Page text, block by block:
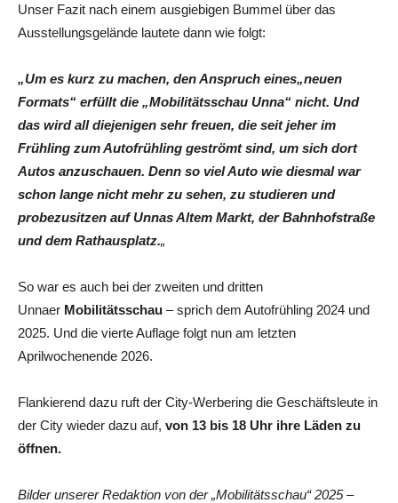
Unser Fazit nach einem ausgiebigen Bummel über das
Ausstellungsgelände lautete dann wie folgt:
„Um es kurz zu machen, den Anspruch eines„neuen
Formats“ erfüllt die „Mobilitätsschau Unna“ nicht. Und
das wird all diejenigen sehr freuen, die seit jeher im
Frühling zum Autofrühling geströmt sind, um sich dort
Autos anzuschauen. Denn so viel Auto wie diesmal war
schon lange nicht mehr zu sehen, zu studieren und
probezusitzen auf Unnas Altem Markt, der Bahnhofstraße
und dem Rathausplatz.„
So war es auch bei der zweiten und dritten
Unnaer Mobilitätsschau – sprich dem Autofrühling 2024 und
2025. Und die vierte Auflage folgt nun am letzten
Aprilwochenende 2026.
Flankierend dazu ruft der City-Werbering die Geschäftsleute in
der City wieder dazu auf, von 13 bis 18 Uhr ihre Läden zu
öffnen.
Bilder unserer Redaktion von der „Mobilitätsschau“ 2025–